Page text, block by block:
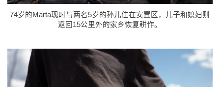
74岁的Marta现时与两名5岁的孙儿住在安置区，儿子和媳妇则
返回15公里外的家乡恢复耕作。